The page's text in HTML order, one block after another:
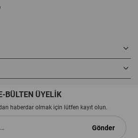
BÜLTEN ÜYELİK
haberdar olmak için lütfen kayıt olun.
Gönder